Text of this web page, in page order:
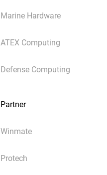
Marine Hardware
ATEX Computing
Defense Computing
Partner
Winmate
Protech